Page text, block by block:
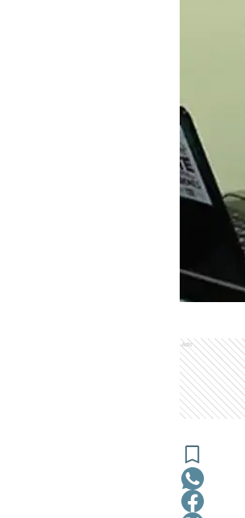
Ads